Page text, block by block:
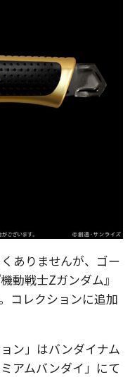
ありませんが、ゴー
動戦士Zガンダム』
コレクションに追加
ン」はバンダイナム
アムバンダイ」にて